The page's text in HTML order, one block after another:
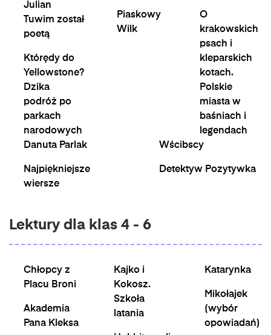
Julian
Tuwim został
poetą
Którędy do
Yellowstone?
Dzika
podróż po
parkach
narodowych
Piaskowy
Wilk
O
krakowskich
psach i
kleparskich
kotach.
Polskie
miasta w
baśniach i
legendach
Danuta Parlak
Najpiękniejsze
wiersze
Wścibscy
Detektyw Pozytywka
Lektury dla klas 4 - 6
Chłopcy z
Placu Broni
Akademia
Pana Kleksa
Kajko i
Kokosz.
Szkoła
latania
Katarynka
Mikołajek
(wybór
opowiadań)